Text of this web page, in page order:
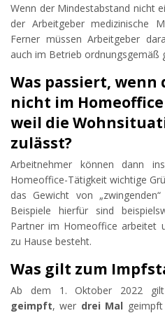
Wenn der Mindestabstand nicht
der Arbeitgeber medizinische
Ferner müssen Arbeitgeber
auch im Betrieb ordnungsgemäß
Was passiert,
nicht im
weil die
zulässt?
Arbeitnehmer können dann
Homeoffice-Tätigkeit wichtige
das Gewicht von
Beispiele hierfür sind
Partner im Homeoffice arbeitet
zu Hause besteht.
Was gilt zum
Ab dem 1. Oktober 2022
geimpft, wer drei Mal